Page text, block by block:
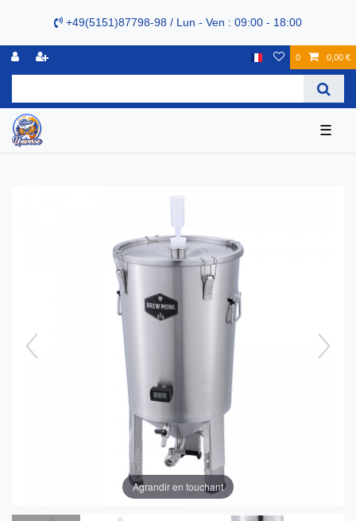
+49(5151)87798-98 / Lun - Ven : 09:00 - 18:00
0 0,00 €
☰
Agrandir en touchant